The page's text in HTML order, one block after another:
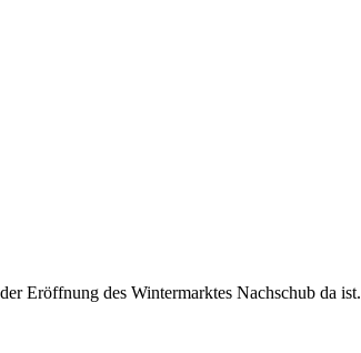
Eröffnung des Wintermarktes Nachschub da ist.